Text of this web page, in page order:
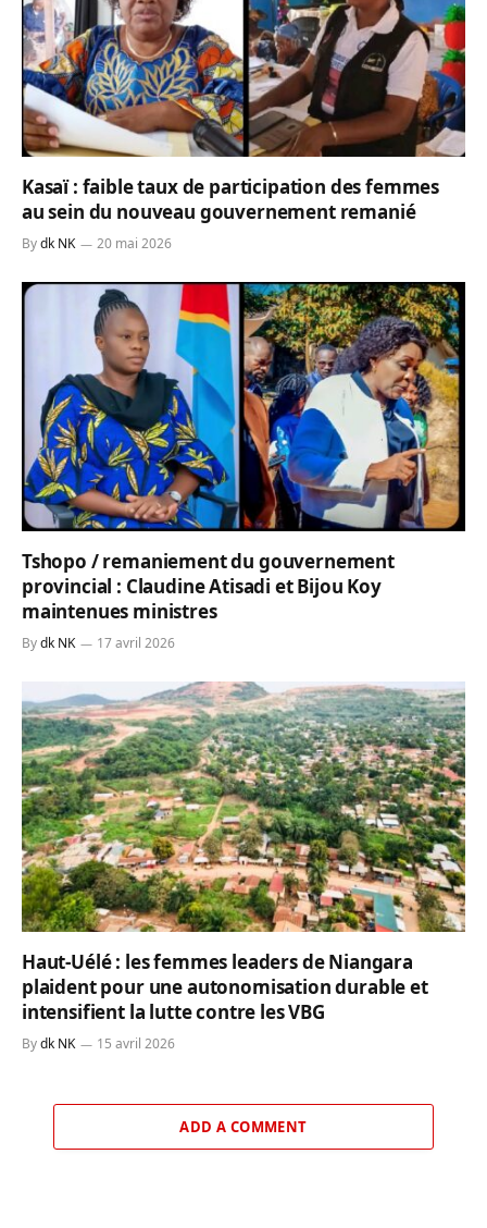
Kasaï : faible taux de participation des femmes
au sein du nouveau gouvernement remanié
Bydk NK 20 mai 2026
Tshopo / remaniement du gouvernement
provincial : Claudine Atisadi et Bijou Koy
maintenues ministres
Bydk NK 17 avril 2026
Haut-Uélé : les femmes leaders de Niangara
plaident pour une autonomisation durable et
intensifient la lutte contre les VBG
Bydk NK 15 avril 2026
ADD A COMMENT